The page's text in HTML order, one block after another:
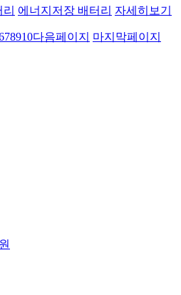
에너지저장 배터리 자세히보기
78910다음페이지 마지막페이지